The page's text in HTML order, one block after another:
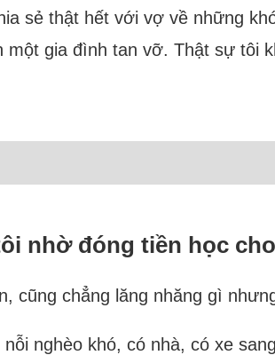
sẻ thật hết với vợ về những
gia đình tan vỡ. Thật sự tôi
nhờ đóng tiền học
cũng chẳng lăng nhăng gì
nghèo khó, có nhà, có xe